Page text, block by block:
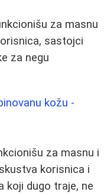
za masnu
sastojci
za negu
kožu -
za masnu i
korisnica i
koji dugo traje, ne